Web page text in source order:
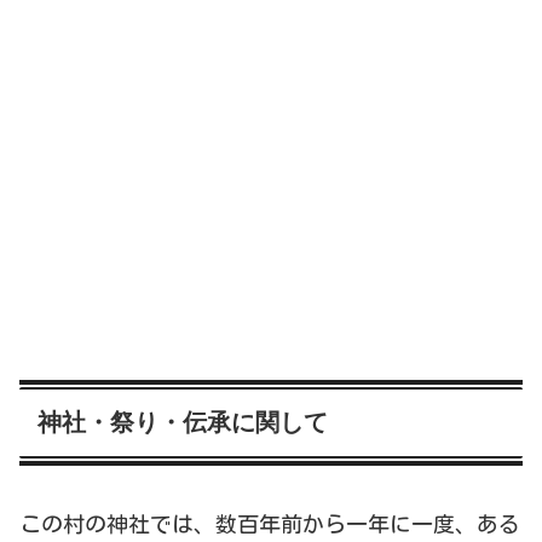
神社・祭り・伝承に関して
この村の神社では、数百年前から一年に一度、ある